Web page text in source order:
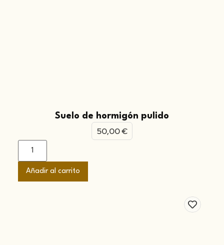
Suelo de hormigón pulido
50,00€
Añadir al carrito